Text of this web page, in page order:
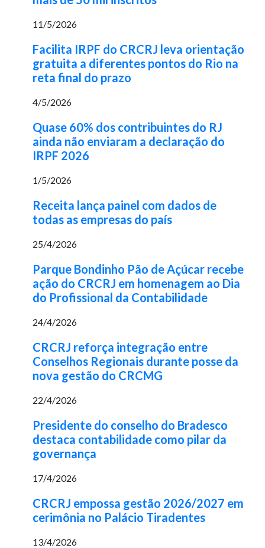
11/5/2026
Facilita IRPF do CRCRJ leva orientação
gratuita a diferentes pontos do Rio na
reta final do prazo
4/5/2026
Quase 60% dos contribuintes do RJ
ainda não enviaram a declaração do
IRPF 2026
1/5/2026
Receita lança painel com dados de
todas as empresas do país
25/4/2026
Parque Bondinho Pão de Açúcar recebe
ação do CRCRJ em homenagem ao Dia
do Profissional da Contabilidade
24/4/2026
CRCRJ reforça integração entre
Conselhos Regionais durante posse da
nova gestão do CRCMG
22/4/2026
Presidente do conselho do Bradesco
destaca contabilidade como pilar da
governança
17/4/2026
CRCRJ empossa gestão 2026/2027 em
cerimônia no Palácio Tiradentes
13/4/2026